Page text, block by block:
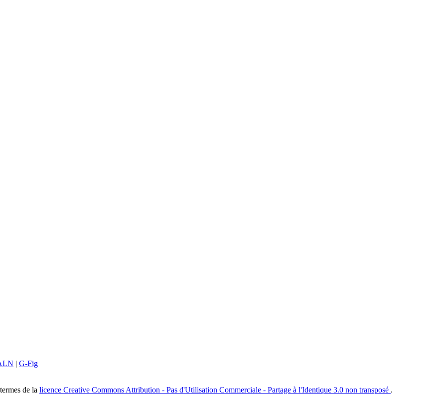
| G-Fig
de la licence Creative Commons Attribution - Pas d'Utilisation Commerciale - Partage à l'Identique 3.0 non transposé .